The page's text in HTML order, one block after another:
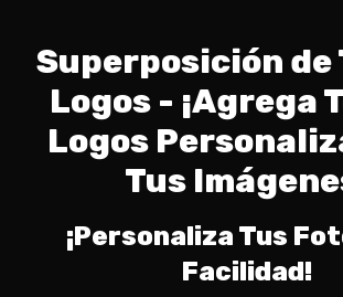
Superposición de
Logos - ¡Agrega
Logos
Tus
¡Personaliza Tus
Facilidad!